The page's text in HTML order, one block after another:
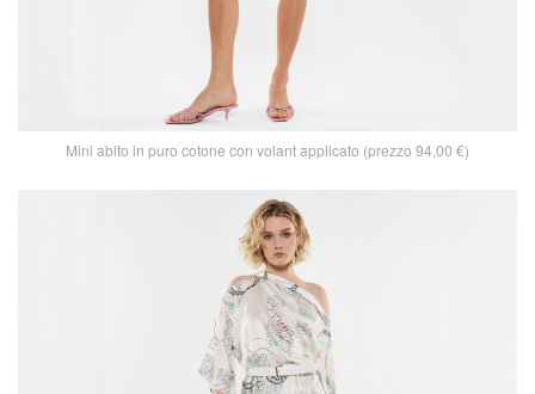
Mini abito in puro cotone con volant applicato (prezzo 94,00 €)